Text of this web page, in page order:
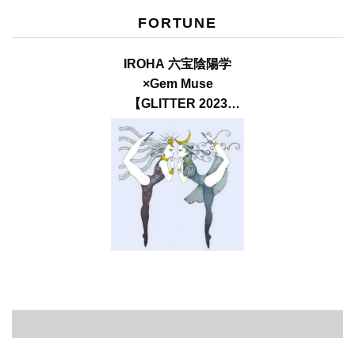
FORTUNE
IROHA 六宝陰陽学
×Gem Muse
【GLITTER 2023
SUMMER issue】